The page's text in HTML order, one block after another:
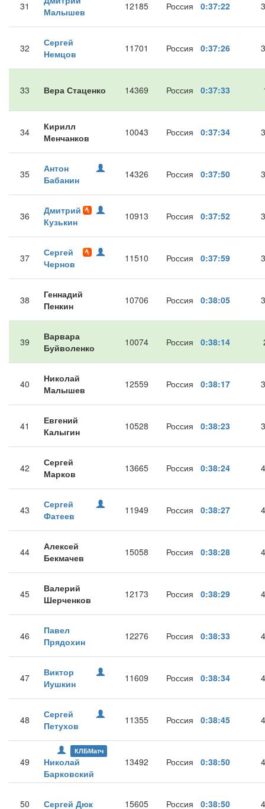
31
Малышев
12185 Россия 0:37:22
32
Сергей
Немцов
11701 Россия 0:37:26
33 Вера Стаценко 14369 Россия 0:37:33
34
Кирилл
Менчанков
10043 Россия 0:37:34
35
Антон
Бабанин
14326 Россия 0:37:50
36
Дмитрий
Кузькин
10913 Россия 0:37:52
37
Сергей
Чернов
11510 Россия 0:37:59
38
Геннадий
Пенкин
10706 Россия 0:38:05
39
Варвара
Буйволенко
10074 Россия 0:38:14
40
Николай
Малышев
12559 Россия 0:38:17
41
Евгений
Калыгин
10528 Россия 0:38:23
42
Сергей
Марков
13665 Россия 0:38:24
43
Сергей
Фатеев
11949 Россия 0:38:27
44
Алексей
Бекмачев
15058 Россия 0:38:28
45
Валерий
Шерченков
12173 Россия 0:38:29
46
Павел
Прядохин
12276 Россия 0:38:33
47
Виктор
Иушкин
11609 Россия 0:38:34
48
Сергей
Петухов
11355 Россия 0:38:45
49
КЛБМатч
Николай
Барковский
13492 Россия 0:38:50
50 Сергей Дюк 15605 Россия 0:38:50